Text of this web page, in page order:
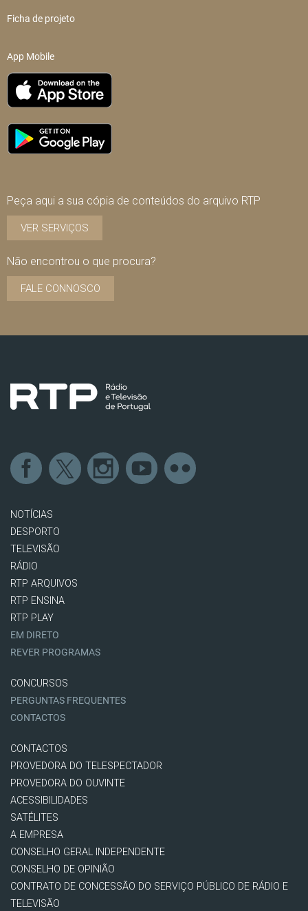
Ficha de projeto
App Mobile
Peça aqui a sua cópia de conteúdos do arquivo RTP
VER SERVIÇOS
Não encontrou o que procura?
FALE CONNOSCO
NOTÍCIAS
DESPORTO
TELEVISÃO
RÁDIO
RTP ARQUIVOS
RTP ENSINA
RTP PLAY
EM DIRETO
REVER PROGRAMAS
CONCURSOS
PERGUNTAS FREQUENTES
CONTACTOS
CONTACTOS
PROVEDORA DO TELESPECTADOR
PROVEDORA DO OUVINTE
ACESSIBILIDADES
SATÉLITES
A EMPRESA
CONSELHO GERAL INDEPENDENTE
CONSELHO DE OPINIÃO
CONTRATO DE CONCESSÃO DO SERVIÇO PÚBLICO DE RÁDIO E
TELEVISÃO